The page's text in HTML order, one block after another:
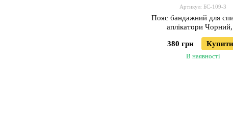
Артикул: БС-109-3
Пояс бандажний для
аплікатори
380 грн Купити
В наявності